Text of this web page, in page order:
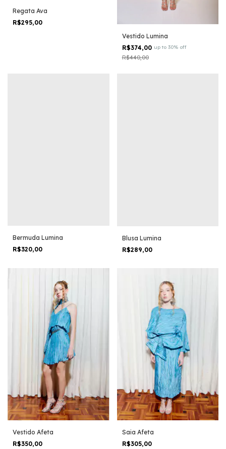
Regata Ava
R$295,00
Vestido Lumina
R$374,00 up to 30% off
R$440,00
Bermuda Lumina
R$320,00
Blusa Lumina
R$289,00
Vestido Afeta
R$350,00
Saia Afeta
R$305,00